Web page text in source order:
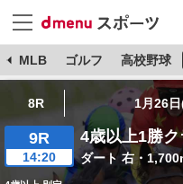
MLB ゴルフ 高校野球
8R 1月26
9R
14:20
4歳以上1勝
ダート 右・